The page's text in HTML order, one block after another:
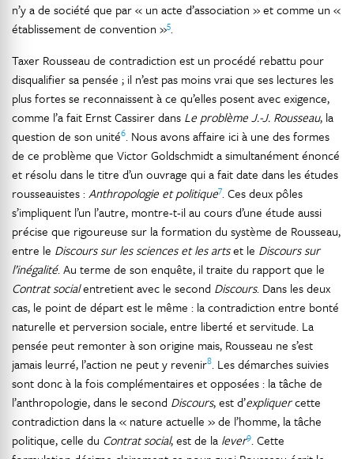
n’y a de société que par « un acte d’association » et comme un «
établissement de convention »5.
Taxer Rousseau de contradiction est un procédé rebattu pour
disqualifier sa pensée ; il n’est pas moins vrai que ses lectures les
plus fortes se reconnaissent à ce qu’elles posent avec exigence,
comme l’a fait Ernst Cassirer dans Le problème J.-J. Rousseau, la
question de son unité6. Nous avons affaire ici à une des formes
de ce problème que Victor Goldschmidt a simultanément énoncé
et résolu dans le titre d’un ouvrage qui a fait date dans les études
rousseauistes :Anthropologie et politique7. Ces deux pôles
s’impliquent l’un l’autre, montre-t-il au cours d’une étude aussi
précise que rigoureuse sur la formation du système de Rousseau,
entre le Discours sur les sciences et les artset le Discours sur
l’inégalité. Au terme de son enquête, il traite du rapport que le
Contrat socialentretient avec le second Discours. Dans les deux
cas, le point de départ est le même : la contradiction entre bonté
naturelle et perversion sociale, entre liberté et servitude. La
pensée peut remonter à son origine mais, Rousseau ne s’est
jamais leurré, l’action ne peut y revenir8. Les démarches suivies
sont donc à la fois complémentaires et opposées : la tâche de
l’anthropologie, dans le second Discours, est d’expliquercette
contradiction dans la « nature actuelle » de l’homme, la tâche
politique, celle du Contrat social, est de la lever9. Cette